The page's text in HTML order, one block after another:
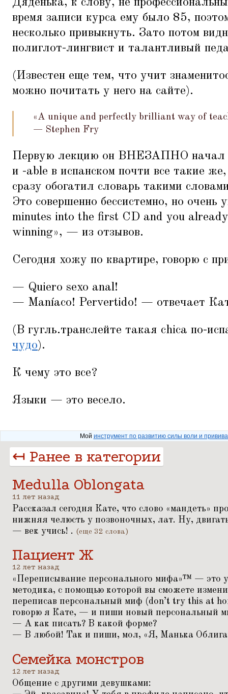
время записи курса ему было 85,
несколько привыкнуть. Зато потом
полиглот-лингвист и талантливый
(Известен еще тем, что учит
можно почитать у него на сайте).
«A unique and perfectly brilliant way of
— Stephen Fry
Первую лекцию он ВНЕЗАПНО начал с
и -able в испанском почти все такие
сразу обогатил словарь такими
Это совершенно бессистемно, но очень
minutes into the first CD and you
winning», — из отзывов.
Сегодня хожу по квартире, говорю с
— Quiero sexo anal!
— Maníaco! Pervertido! — отвечает
(В гугль.транслейте такая chica по-
чудо).
К чему это все?
Языки — это весело.
Мой инструмент по развитию силы воли и
↤ Ранее в категории
Medulla Oblongata
11 лет назад
Рассказал сегодня Кате, что слово «мандеть»
нижняя челюсть у позвоночных, лат. Ну,
— век учись! . (еще 32 слова)
Пациент Ж
12 лет назад
«Переписывание персонального мифа»™ — это
методика, с помощью которой вы сможете
переписав персональный миф (don’t try this at
говорю я Кате, — и пиши новый персональный
— А как писать? В какой форме?
— В любой! Так и пиши, мол, «Я, Манька
Семейка монстров
12 лет назад
Общение с другими девушками: